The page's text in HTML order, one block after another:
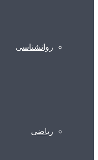
روانشناسی
ریاضی